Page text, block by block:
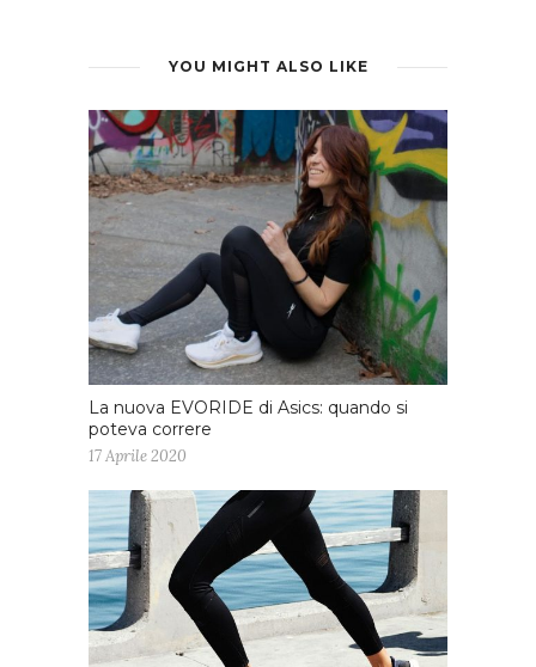
YOU MIGHT ALSO LIKE
La nuova EVORIDE di Asics: quando si
poteva correre
17 Aprile 2020